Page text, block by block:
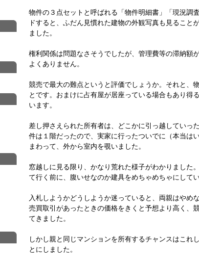
物件の３点セットと呼ばれる「物件明細書」「現況調
ドすると、ふだん見慣れた建物の外観写真も見ること
ました。
権利関係は問題なさそうでしたが、管理費等の滞納額
よくありません。
競売で最大の難点というと評価でしょうか。それと、
とです。おまけに占有屋が居座っている場合もあり得
います。
差し押さえられた所有者は、どこかに引っ越していっ
件は１階だったので、実家に行ったついでに（本当は
まわって、外から室内を覗いました。
窓越しに見る限り、かなり荒れた様子がわかりました
て行く前に、腹いせなのか建具をめちゃめちゃにして
入札しようかどうしようか迷っていると、両親はやめ
売買取引があったときの価格をきくと予想より高く、
てきました。
しかし親と同じマンションを所有するチャンスはこれ
とにしました。